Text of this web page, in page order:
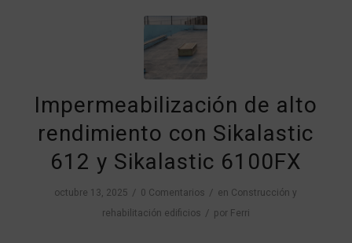
Impermeabilización de alto
rendimiento con Sikalastic
612 y Sikalastic 6100FX
octubre 13, 2025 / 0 Comentarios / en Construcción y
rehabilitación edificios / por Ferri